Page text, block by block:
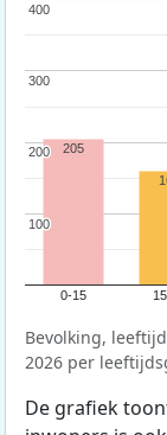
0-15
100
100
200
200
300
300
400
400
205
Bevolking,
2026 per
De grafiek